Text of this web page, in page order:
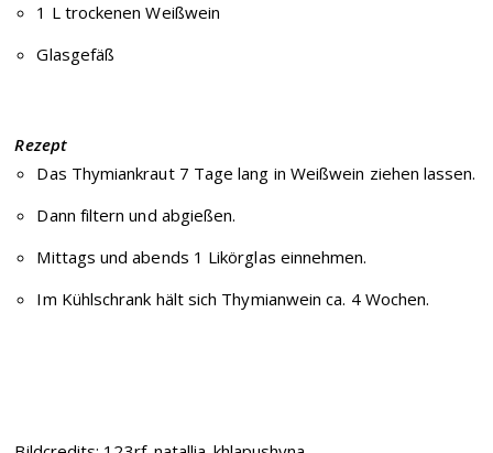
1 L trockenen Weißwein
Glasgefäß
Rezept
Das Thymiankraut 7 Tage lang in Weißwein ziehen lassen.
Dann filtern und abgießen.
Mittags und abends 1 Likörglas einnehmen.
Im Kühlschrank hält sich Thymianwein ca. 4 Wochen.